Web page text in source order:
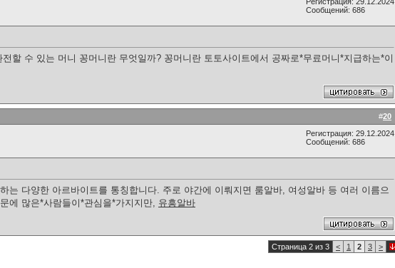
Сообщений: 686
할 수 있는 머니 꽁머니란 무엇일까? 꽁머니란 토토사이트에서 공짜로*무료머니*지급하는*이
#20
Регистрация: 29.12.2024
Сообщений: 686
는 다양한 아르바이트를 통칭합니다. 주로 야간에 이뤄지면 룸알바, 여성알바 등 여러 이름으
에 많은*사람들이*관심을*가지지만, 유흥알바
Страница 2 из 3 < 1 2 3 >